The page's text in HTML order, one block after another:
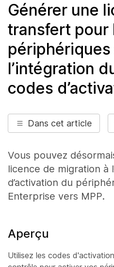
Générer une
transfert pour
périphériques
l’intégration
codes
Dans cet article
Vous pouvez
licence de migration à
d’activation du
Enterprise vers MPP.
Aperçu
Utilisez les codes